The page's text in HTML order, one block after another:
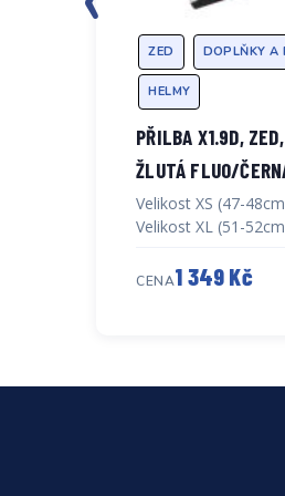
ZED DOPLŇKY A
HELMY
PŘILBA X1.9D,
ŽLUTÁ FLUO/
Velikost XS (47-
Velikost XL (51-
CENA1 349 Kč